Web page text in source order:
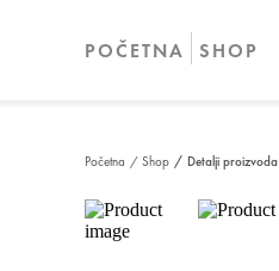
POČETNA SHOP
Početna / Shop / Detalji proizvoda